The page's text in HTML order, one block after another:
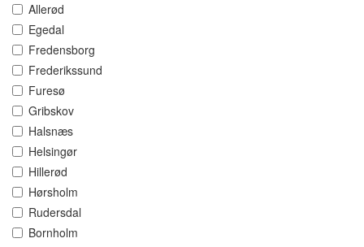
Allerød
Egedal
Fredensborg
Frederikssund
Furesø
Gribskov
Halsnæs
Helsingør
Hillerød
Hørsholm
Rudersdal
Bornholm